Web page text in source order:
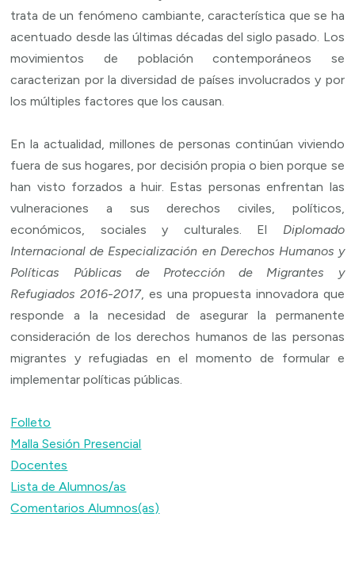
trata de un fenómeno cambiante, característica que se ha
acentuado desde las últimas décadas del siglo pasado. Los
movimientos de población contemporáneos se
caracterizan por la diversidad de países involucrados y por
los múltiples factores que los causan.
En la actualidad, millones de personas continúan viviendo
fuera de sus hogares, por decisión propia o bien porque se
han visto forzados a huir. Estas personas enfrentan las
vulneraciones a sus derechos civiles, políticos,
económicos, sociales y culturales. El Diplomado
Internacional de Especialización en Derechos Humanos y
Políticas Públicas de Protección de Migrantes y
Refugiados 2016-2017, es una propuesta innovadora que
responde a la necesidad de asegurar la permanente
consideración de los derechos humanos de las personas
migrantes y refugiadas en el momento de formular e
implementar políticas públicas.
Folleto
Malla Sesión Presencial
Docentes
Lista de Alumnos/as
Comentarios Alumnos(as)